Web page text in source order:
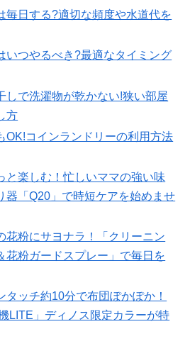
毎日する?適切な頻度や水道代を
いつやるべき?最適なタイミング
しで洗濯物が乾かない!狭い部屋
方
OK!コインランドリーの利用方法
と楽しむ！忙しいママの強い味
器「Q20」で時短ケアを始めませ
花粉にサヨナラ！「クリーニン
花粉ガードスプレー」で毎日を
タッチ約10分で布団ぽかぽか！
LITE」ディノス限定カラーが特